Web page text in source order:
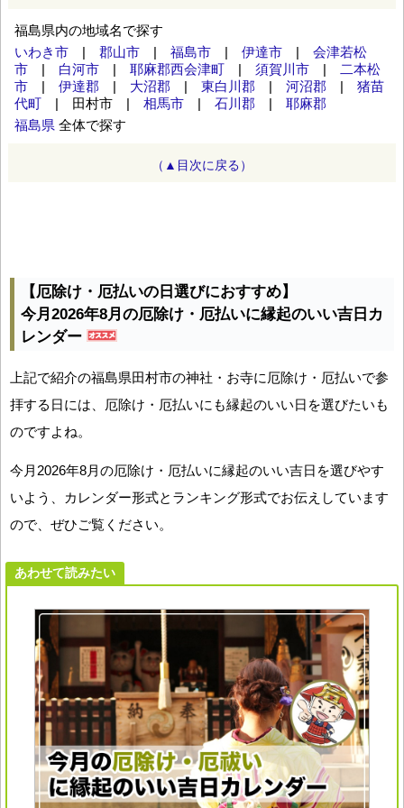
福島県内の地域名で探す
いわき市 | 郡山市 | 福島市 | 伊達市 | 会津若松
市 | 白河市 | 耶麻郡西会津町 | 須賀川市 |
二本松
市 | 伊達郡 | 大沼郡 | 東白川郡 | 河沼郡 | 猪苗
代町 | 田村市 | 相馬市 | 石川郡 | 耶麻郡
福島県 全体で探す
（▲目次に戻る）
【厄除け・厄払いの日選びにおすすめ】
今月2026年8月の厄除け・厄払いに縁起のいい吉日カ
レンダー
上記で紹介の福島県田村市の神社・お寺に厄除け・厄払いで参
拝する日には、厄除け・厄払いにも縁起のいい日を選びたいも
のですよね。
今月2026年8月の厄除け・厄払いに縁起のいい吉日を選びやす
いよう、カレンダー形式とランキング形式でお伝えしています
ので、ぜひご覧ください。
あわせて読みたい